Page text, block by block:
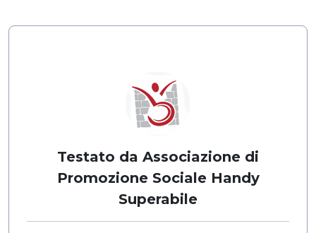
Testato da Associazione di
Promozione Sociale Handy
Superabile